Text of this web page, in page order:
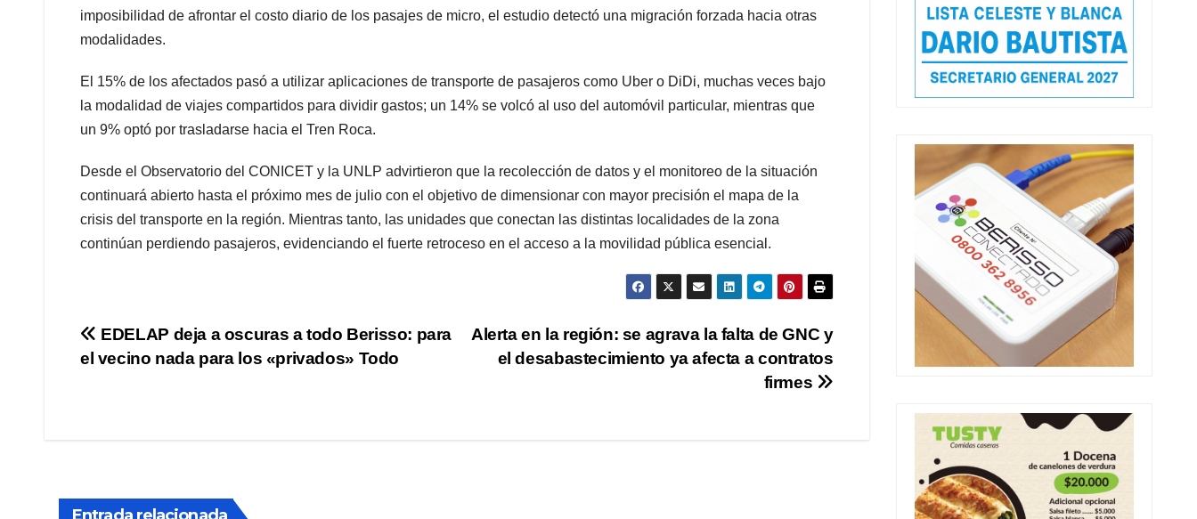
imposibilidad de afrontar el costo diario de los pasajes de micro, el estudio detectó una migración forzada hacia otras
modalidades.
El 15% de los afectados pasó a utilizar aplicaciones de transporte de pasajeros como Uber o DiDi, muchas veces bajo
la modalidad de viajes compartidos para dividir gastos; un 14% se volcó al uso del automóvil particular, mientras que
un 9% optó por trasladarse hacia el Tren Roca.
Desde el Observatorio del CONICET y la UNLP advirtieron que la recolección de datos y el monitoreo de la situación
continuará abierto hasta el próximo mes de julio con el objetivo de dimensionar con mayor precisión el mapa de la
crisis del transporte en la región. Mientras tanto, las unidades que conectan las distintas localidades de la zona
continúan perdiendo pasajeros, evidenciando el fuerte retroceso en el acceso a la movilidad pública esencial.
Navegación
Alerta en la región: se agrava la falta de GNC y
el desabastecimiento ya afecta a contratos
firmes
EDELAP deja a oscuras a todo Berisso: para
el vecino nada para los «privados» Todo